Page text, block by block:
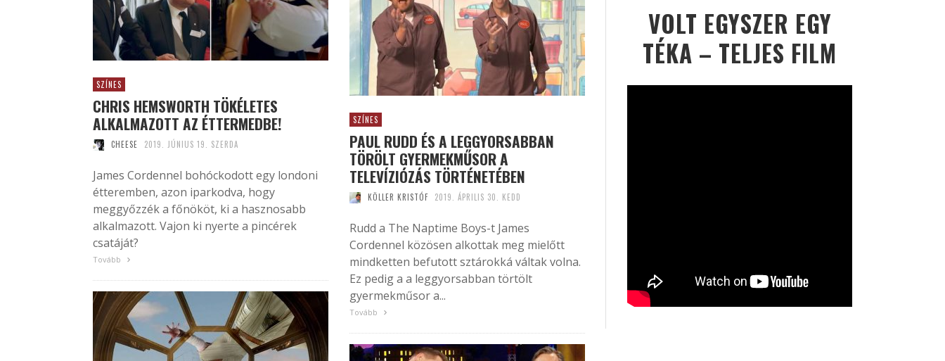
SZÍNES
CHRIS HEMSWORTH TÖKÉLETES
ALKALMAZOTT AZ ÉTTERMEDBE!
CHEESE 2019. JÚNIUS 19. SZERDA
James Cordennel bohóckodott egy londoni
étteremben, azon iparkodva, hogy
meggyőzzék a főnököt, ki a hasznosabb
alkalmazott. Vajon ki nyerte a pincérek
csatáját?
Tovább
SZÍNES
PAUL RUDD ÉS A LEGGYORSABBAN
TÖRÖLT GYERMEKMŰSOR A
TELEVÍZIÓZÁS TÖRTÉNETÉBEN
KÖLLER KRISTÓF 2019. ÁPRILIS 30. KEDD
Rudd a The Naptime Boys-t James
Cordennel közösen alkottak meg mielőtt
mindketten befutott sztárokká váltak volna.
Ez pedig a a leggyorsabban törtölt
gyermekműsor a...
Tovább
VOLT EGYSZER EGY
TÉKA – TELJES FILM